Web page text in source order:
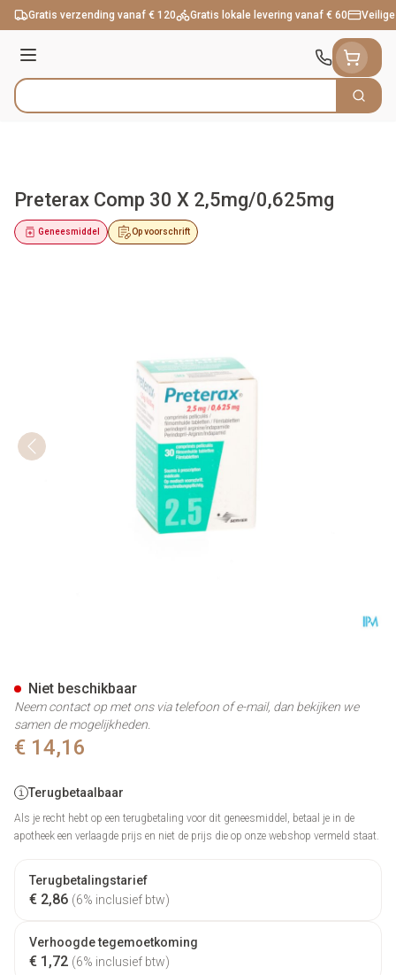
Ga naar de inhoud
Gratis verzending vanaf € 120 Gratis lokale levering vanaf € 60
Menu
Product, merk, categorie... Zoek
Preterax Comp 30 X 2,5mg/0,625mg
Op voorschrift
Geneesmiddel
€ 14,16
Terugbetaalbaar
Als je recht hebt op een terugbetaling voor dit geneesmiddel, betaal je in de
apotheek een verlaagde prijs en niet de prijs die op onze webshop vermeld staat.
Terugbetalingstarief
€ 2,86 (6% inclusief btw)
Verhoogde tegemoetkoming
€ 1,72 (6% inclusief btw)
Niet beschikbaar
Neem contact op met ons via telefoon of e-mail, dan bekijken we
samen de mogelijkheden.